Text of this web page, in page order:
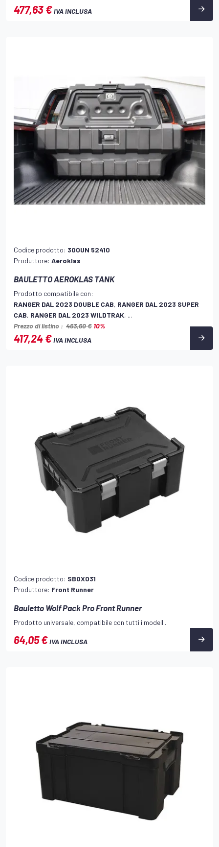
477,63 €IVA INCLUSA
Codice prodotto: 300UN 52410
Produttore: Aeroklas
BAULETTO AEROKLAS TANK
Prodotto compatibile con:
RANGER DAL 2023 DOUBLE CAB, RANGER DAL 2023 SUPER
CAB, RANGER DAL 2023 WILDTRAK, ...
Prezzo di listino : 463,60 € 10%
417,24 €IVA INCLUSA
Codice prodotto: SBOX031
Produttore: Front Runner
Bauletto Wolf Pack Pro Front Runner
Prodotto universale, compatibile con tutti i modelli.
64,05 €IVA INCLUSA